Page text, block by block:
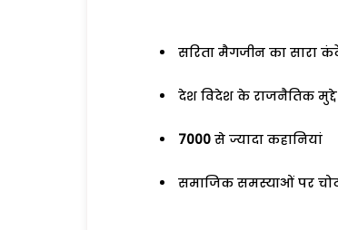
सरिता मैगजीन का सारा
देश विदेश के राजनैतिक मुद्दे
7000 से ज्यादा कहानियां
समाजिक समस्याओं पर